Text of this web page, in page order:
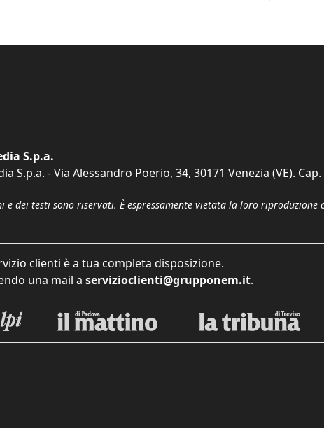
S.p.a.
S.p.a. - Via Alessandro Poerio, 34, 30171 Venezia (VE). Cap.
dei testi sono riservati. È espressamente vietata la loro riproduzione
clienti è a tua completa disposizione.
una mail a servizioclienti@grupponem.it.